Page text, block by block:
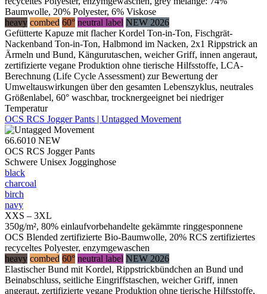
Baumwolle, 20% Polyester, 6% Viskose
heavy combed 60° neutral label NEW 2026
Gefütterte Kapuze mit flacher Kordel Ton-in-Ton, Fischgrät-
Nackenband Ton-in-Ton, Halbmond im Nacken, 2x1 Rippstrick an
Ärmeln und Bund, Kängurutaschen, weicher Griff, innen angeraut,
zertifizierte vegane Produktion ohne tierische Hilfsstoffe, LCA-
Berechnung (Life Cycle Assessment) zur Bewertung der
Umweltauswirkungen über den gesamten Lebenszyklus, neutrales
Größenlabel, 60° waschbar, trocknergeeignet bei niedriger
Temperatur
OCS RCS Jogger Pants | Untagged Movement
66.6010 NEW
OCS RCS Jogger Pants
Schwere Unisex Jogginghose
black
charcoal
birch
navy
XXS – 3XL
350g/m², 80% einlaufvorbehandelte gekämmte ringgesponnene
OCS Blended zertifizierte Bio-Baumwolle, 20% RCS zertifiziertes
recyceltes Polyester, enzymgewaschen
heavy combed 60° neutral label NEW 2026
Elastischer Bund mit Kordel, Rippstrickbündchen an Bund und
Beinabschluss, seitliche Eingriffstaschen, weicher Griff, innen
angeraut, zertifizierte vegane Produktion ohne tierische Hilfsstoffe,